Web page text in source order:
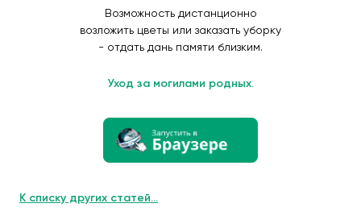
Возможность дистанционно
возложить цветы или заказать уборку
- отдать дань памяти близким.
Уход за могилами родных.
К списку других статей...